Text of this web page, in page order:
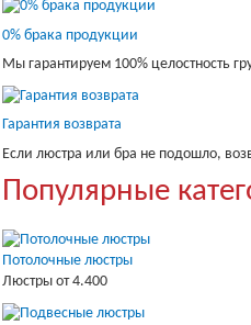
0% брака продукции
Мы гарантируем 100% целостность
Гарантия возврата
Если люстра или бра не подошло,
Популярные
Потолочные люстры
Люстры от 4.400